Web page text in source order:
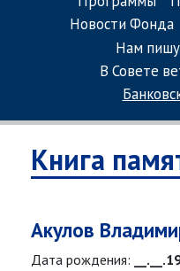
Новости Фонда
Нам
В Совете
Книга
Акулов
Дата рождения: